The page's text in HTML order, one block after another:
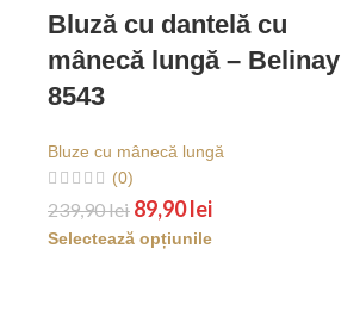
Bluză cu dantelă cu
mânecă lungă – Belinay
8543
Bluze cu mânecă lungă
(0)
239,90lei 89,90lei
Selectează opțiunile